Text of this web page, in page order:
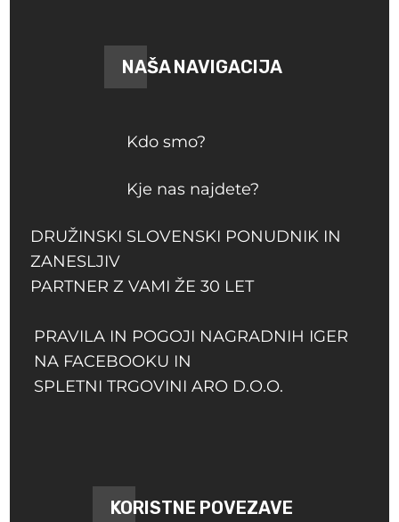
NAŠA NAVIGACIJA
Kdo smo?
Kje nas najdete?
DRUŽINSKI SLOVENSKI PONUDNIK IN
ZANESLJIV
PARTNER Z VAMI ŽE 30 LET
PRAVILA IN POGOJI NAGRADNIH IGER
NA FACEBOOKU IN
SPLETNI TRGOVINI ARO D.O.O.
KORISTNE POVEZAVE